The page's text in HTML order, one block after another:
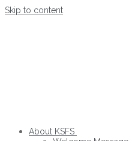
Skip to content
About KSFS